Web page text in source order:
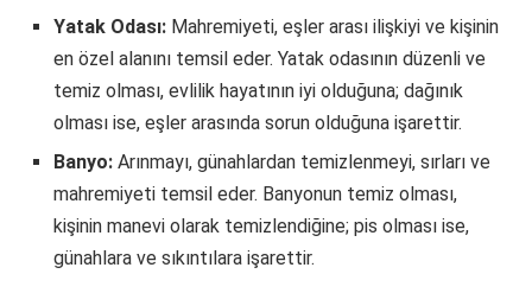
Yatak Odası: Mahremiyeti, eşler arası ilişkiyi ve kişinin
en özel alanını temsil eder. Yatak odasının düzenli ve
temiz olması, evlilik hayatının iyi olduğuna; dağınık
olması ise, eşler arasında sorun olduğuna işarettir.
Banyo: Arınmayı, günahlardan temizlenmeyi, sırları ve
mahremiyeti temsil eder. Banyonun temiz olması,
kişinin manevi olarak temizlendiğine; pis olması ise,
günahlara ve sıkıntılara işarettir.